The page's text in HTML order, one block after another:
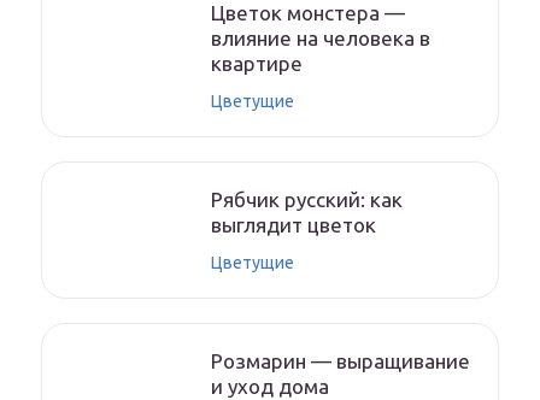
Цветок монстера —
влияние на человека в
квартире
Цветущие
Рябчик русский: как
выглядит цветок
Цветущие
Розмарин — выращивание
и уход дома